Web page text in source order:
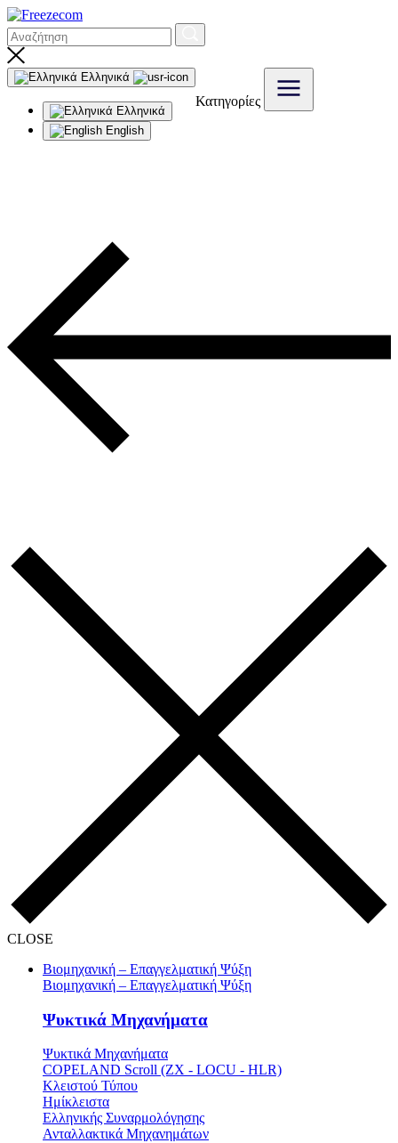
Ελληνικά
Ελληνικά
English
Κατηγορίες
CLOSE
Βιομηχανική – Επαγγελματική Ψύξη
Βιομηχανική – Επαγγελματική Ψύξη
Ψυκτικά Μηχανήματα
Ψυκτικά Μηχανήματα
COPELAND Scroll (ZX - LOCU - HLR)
Κλειστού Τύπου
Ημίκλειστα
Ελληνικής Συναρμολόγησης
Ανταλλακτικά Μηχανημάτων